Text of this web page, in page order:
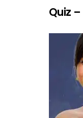
Quiz